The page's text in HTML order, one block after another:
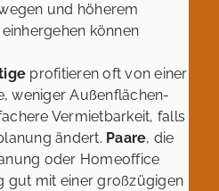
und höherem
können
profitieren oft von einer
weniger Außenflächen-
Vermietbarkeit, falls
ändert. Paare, die
oder Homeoffice
gut mit einer großzügigen